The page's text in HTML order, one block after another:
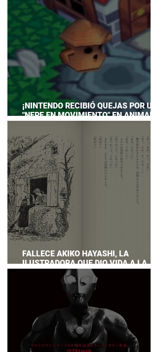
¡NINTENDO RECIBIÓ QUEJAS POR UN
"NEPE EN MOVIMIENTO" EN ANIMAL
PREPARAR UNA RESPUESTA OFICIAL!
FALLECE AKIKO HAYASHI, LA
ILUSTRADORA QUE DIO VIDA A LA
NOVELA ORIGINAL DE KIKI'S DELIVERY